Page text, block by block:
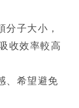
子大小，
收效率較高
、希望避免